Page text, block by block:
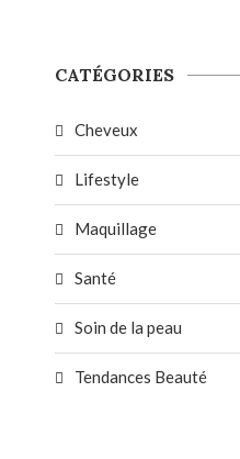
CATÉGORIES
Cheveux
Lifestyle
Maquillage
Santé
Soin de la peau
Tendances Beauté